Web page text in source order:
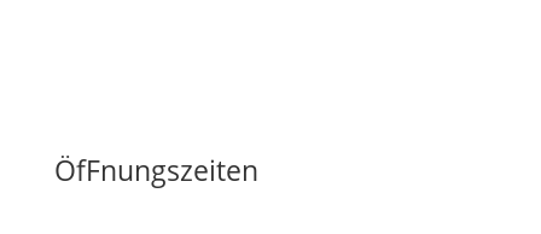
ÖfFnungszeiten